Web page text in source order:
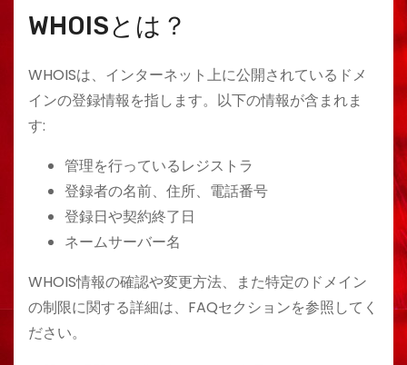
WHOISとは？
WHOISは、インターネット上に公開されているドメ
インの登録情報を指します。以下の情報が含まれま
す:
管理を行っているレジストラ
登録者の名前、住所、電話番号
登録日や契約終了日
ネームサーバー名
WHOIS情報の確認や変更方法、また特定のドメイン
の制限に関する詳細は、FAQセクションを参照してく
ださい。